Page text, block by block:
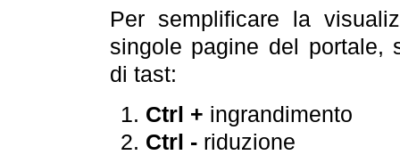
Per semplificare la
singole pagine del portale,
di tast:
Ctrl + ingrandimento
Ctrl -riduzione